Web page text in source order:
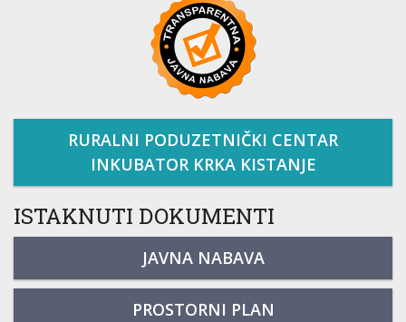
RURALNI PODUZETNIČKI CENTAR
INKUBATOR KRKA KISTANJE
ISTAKNUTI DOKUMENTI
JAVNA NABAVA
PROSTORNI PLAN